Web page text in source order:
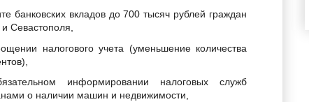
банковских вкладов до 700 тысяч рублей граждан
Севастополя,
налогового учета (уменьшение количества
информировании налоговых служб
о наличии машин и недвижимости,